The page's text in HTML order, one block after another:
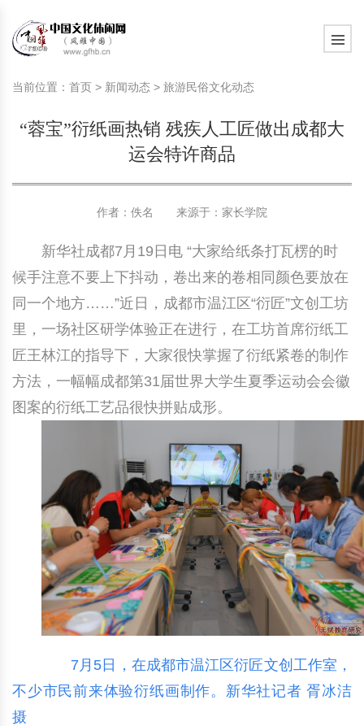
旅游民俗文化动态
中国民俗史话
中华姓氏文化
中国民俗禁忌
中外婚俗文化
中国民俗研究
中国民俗时尚
中华文脉
中国古代休闲文化
政策法律法规
旅游出行知识
时尚休闲文化
国际交流
中国传统节日
中国生肖文化
中国饮食文化
刺绣
漆器
绸伞
灯笼
草编
紫砂壶
中国结
提线木偶
中国民间故事
中国周易文化
苗族巫蛊文化
中国性文化
现代家庭教育知识
教育名家
生活百科
教育百科
其他百科
旅游民俗文化动态
中国民俗史话
中华姓氏文化
中国民俗禁忌
中外婚俗文化
中国民俗研究
中国民俗时尚
中华文脉
中国古代休闲文化
政策法律法规
旅游出行知识
时尚休闲文化
国际交流
中国传统节日
中国生肖文化
中国饮食文化
刺绣
漆器
绸伞
灯笼
草编
紫砂壶
中国结
提线木偶
中国民间故事
中国周易文化
苗族巫蛊文化
中国性文化
现代家庭教育知识
教育名家
生活百科
教育百科
其他百科
当前位置： 首页 > 新闻动态 > 旅游民俗文化动态
“蓉宝”衍纸画热销 残疾人工匠做出成都大
运会特许商品
作者：佚名 来源于： 家长学院
新华社成都7月19日电 “大家给纸条打瓦楞的时
候手注意不要上下抖动，卷出来的卷相同颜色要放在
同一个地方……”近日，成都市温江区“衍匠”文创工坊
里，一场社区研学体验正在进行，在工坊首席衍纸工
匠王林江的指导下，大家很快掌握了衍纸紧卷的制作
方法，一幅幅成都第31届世界大学生夏季运动会会徽
图案的衍纸工艺品很快拼贴成形。
7月5日，在成都市温江区衍匠文创工作室，
不少市民前来体验衍纸画制作。新华社记者 胥冰洁
摄